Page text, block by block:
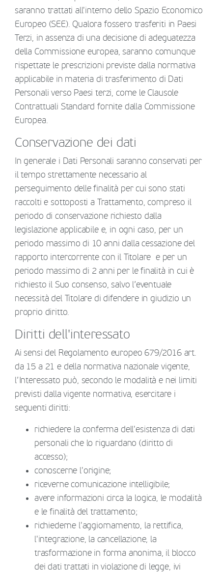
saranno trattati all'interno dello Spazio Economico
Europeo (SEE). Qualora fossero trasferiti in Paesi
Terzi, in assenza di una decisione di adeguatezza
della Commissione europea, saranno comunque
rispettate le prescrizioni previste dalla normativa
applicabile in materia di trasferimento di Dati
Personali verso Paesi terzi, come le Clausole
Contrattuali Standard fornite dalla Commissione
Europea.
Conservazione dei dati
In generale i Dati Personali saranno conservati per
il tempo strettamente necessario al
perseguimento delle finalità per cui sono stati
raccolti e sottoposti a Trattamento, compreso il
periodo di conservazione richiesto dalla
legislazione applicabile e, in ogni caso, per un
periodo massimo di 10 anni dalla cessazione del
rapporto intercorrente con il Titolare e per un
periodo massimo di 2 anni per le finalità in cui è
richiesto il Suo consenso, salvo l’eventuale
necessità del Titolare di difendere in giudizio un
proprio diritto.
Diritti dell'interessato
Ai sensi del Regolamento europeo 679/2016 art.
da 15 a 21 e della normativa nazionale vigente,
l’Interessato può, secondo le modalità e nei limiti
previsti dalla vigente normativa, esercitare i
seguenti diritti:
richiedere la conferma dell'esistenza di dati
personali che lo riguardano (diritto di
accesso);
conoscerne l'origine;
riceverne comunicazione intelligibile;
avere informazioni circa la logica, le modalità
e le finalità del trattamento;
richiederne l'aggiornamento, la rettifica,
l'integrazione, la cancellazione, la
trasformazione in forma anonima, il blocco
dei dati trattati in violazione di legge, ivi